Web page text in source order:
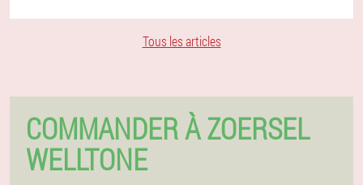
Tous les articles
COMMANDER À ZOERSEL
WELLTONE